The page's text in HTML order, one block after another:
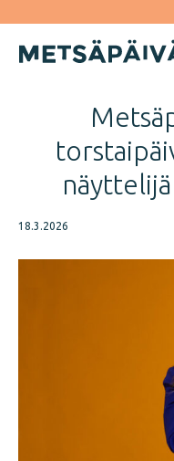
suoraan
18.3.2026